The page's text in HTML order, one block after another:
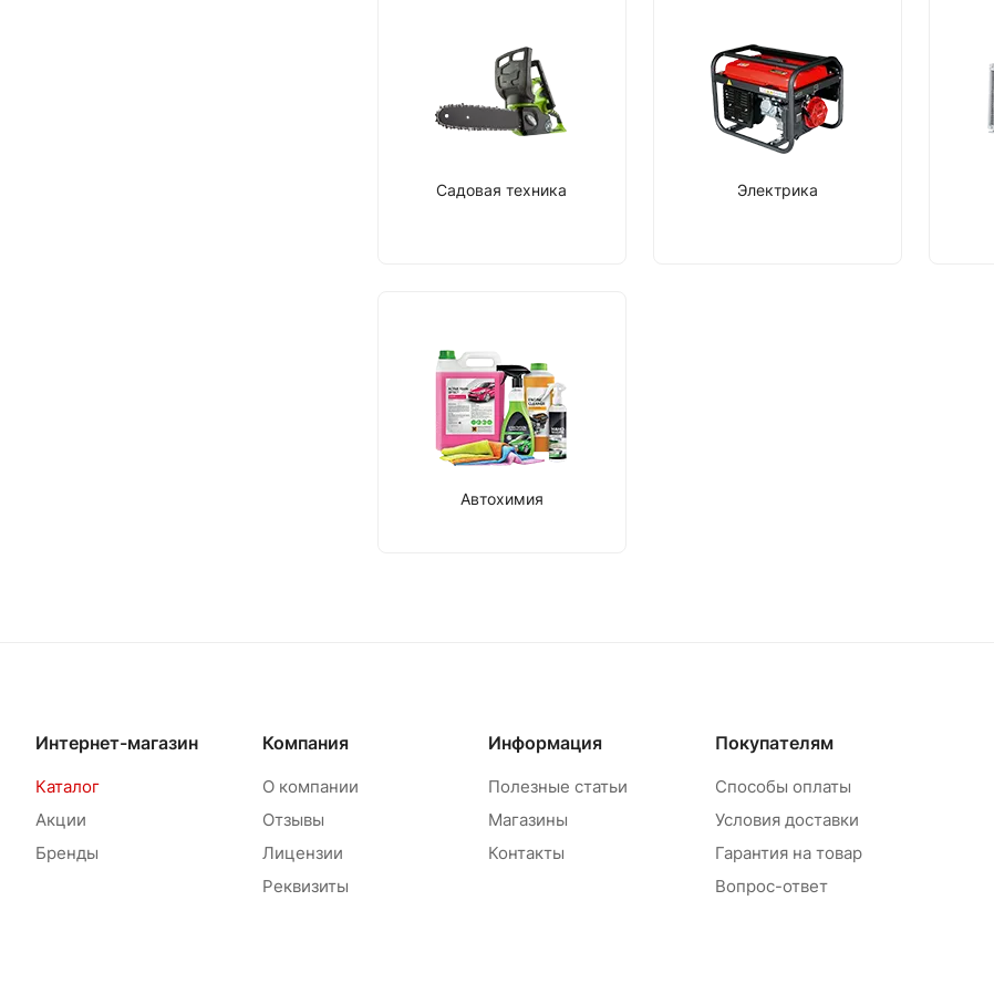
Садовая техника Электрика
Автохимия
Интернет-магазин
Каталог
Акции
Бренды
Компания
О компании
Отзывы
Лицензии
Реквизиты
Информация
Полезные статьи
Магазины
Контакты
Покупателям
Способы оплаты
Условия доставки
Гарантия на товар
Вопрос-ответ